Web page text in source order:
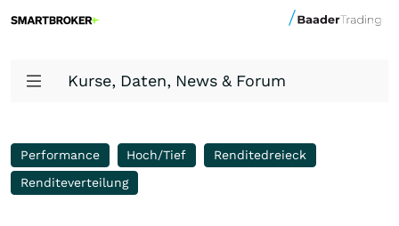
Kurse, Daten, News & Forum
Performance Hoch/Tief
Renditedreieck
Renditeverteilung